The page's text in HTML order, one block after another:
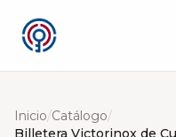
Inicio/Catálogo/